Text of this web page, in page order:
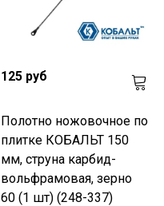
125 руб
Полотно ножовочное по
плитке КОБАЛЬТ 150
мм, струна карбид-
вольфрамовая, зерно
60 (1 шт) (248-337)